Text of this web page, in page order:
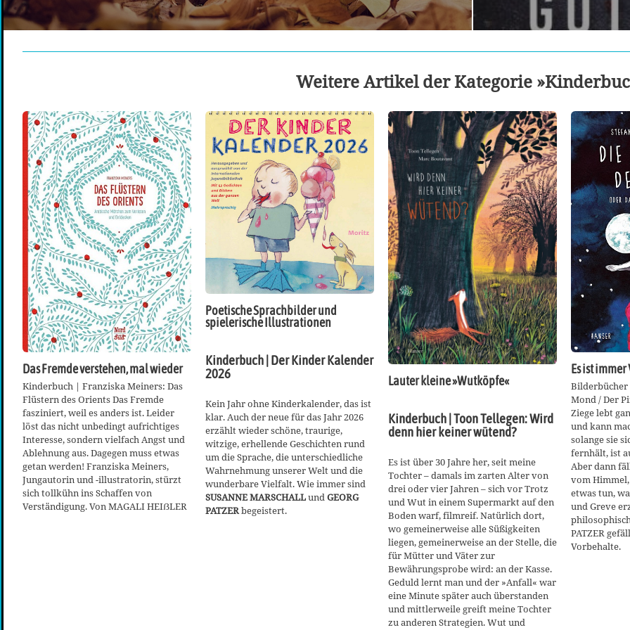
Weitere Artikel der Kategorie
Das Fremde verstehen, mal wieder
Kinderbuch | Franziska Meiners: Das
Flüstern des Orients Das Fremde
fasziniert, weil es anders ist. Leider
löst das nicht unbedingt aufrichtiges
Interesse, sondern vielfach Angst und
Ablehnung aus. Dagegen muss etwas
getan werden! Franziska Meiners,
Jungautorin und -illustratorin, stürzt
sich tollkühn ins Schaffen von
Verständigung. Von MAGALI HEIẞLER
Poetische Sprachbilder und
spielerische Illustrationen
Kinderbuch | Der Kinder Kalender
2026
Kein Jahr ohne Kinderkalender, das ist
klar. Auch der neue für das Jahr 2026
erzählt wieder schöne, traurige,
witzige, erhellende Geschichten rund
um die Sprache, die unterschiedliche
Wahrnehmung unserer Welt und die
wunderbare Vielfalt. Wie immer sind
SUSANNE MARSCHALLundGEORG
PATZERbegeistert.
Lauter kleine »Wutköpfe«
Kinderbuch | Toon Tellegen: Wird
denn hier keiner wütend?
Es ist über 30 Jahre her, seit meine
Tochter – damals im zarten Alter von
drei oder vier Jahren – sich vor Trotz
und Wut in einem Supermarkt auf den
Boden warf, filmreif. Natürlich dort,
wo gemeinerweise alle Süßigkeiten
liegen, gemeinerweise an der Stelle, die
für Mütter und Väter zur
Bewährungsprobe wird: an der Kasse.
Geduld lernt man und der »Anfall« war
eine Minute später auch überstanden
und mittlerweile greift meine Tochter
zu anderen Strategien. Wut und
Es ist
Bilderbücher
Mond / Der
Ziege lebt
und kann
solange sie
fernhält, ist
Aber dann
vom
etwas tun,
und Greve
PATZER
Vorbehalte.